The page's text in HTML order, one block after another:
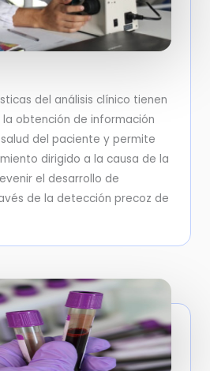
del análisis clínico tienen
obtención de información
del paciente y permite
dirigido a la causa de la
el desarrollo de
de la detección precoz de